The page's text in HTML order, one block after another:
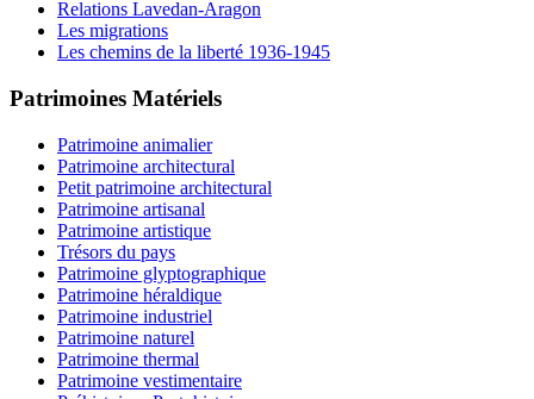
Relations Lavedan-Aragon
Les migrations
Les chemins de la liberté 1936-1945
Patrimoines Matériels
Patrimoine animalier
Patrimoine architectural
Petit patrimoine architectural
Patrimoine artisanal
Patrimoine artistique
Trésors du pays
Patrimoine glyptographique
Patrimoine héraldique
Patrimoine industriel
Patrimoine naturel
Patrimoine thermal
Patrimoine vestimentaire